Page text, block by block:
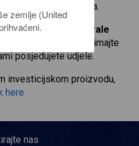
trgovanje CFD-ovima.
naSociete Generale
vremenu i primajte
posjedujete udjele.
investicijskom proizvodu,
here
nas
zemlje (United